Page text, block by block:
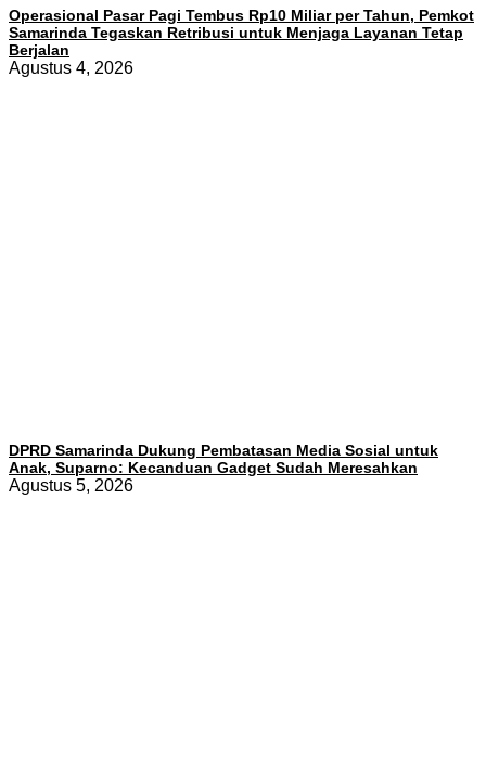
Operasional Pasar Pagi Tembus Rp10 Miliar per Tahun, Pemkot
Samarinda Tegaskan Retribusi untuk Menjaga Layanan Tetap
Berjalan
Agustus 4, 2026
DPRD Samarinda Dukung Pembatasan Media Sosial untuk
Anak, Suparno: Kecanduan Gadget Sudah Meresahkan
Agustus 5, 2026